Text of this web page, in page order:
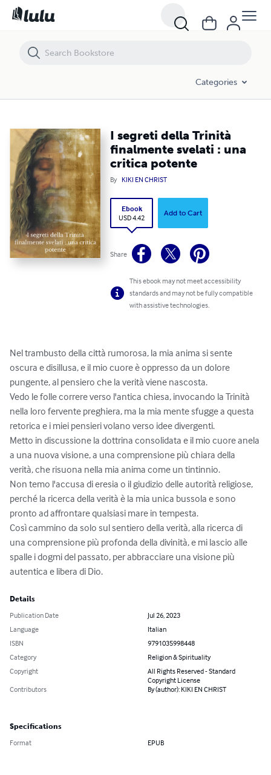
Categories
I segreti della Trinità
finalmente svelati : una
critica potente
By KIKI EN CHRIST
Ebook
USD 4.42
Add to Cart
Share
This ebook may not meet accessibility
standards and may not be fully compatible
with assistive technologies.
Nel trambusto della città rumorosa, la mia anima si sente
oscura e disillusa, e il mio cuore è oppresso da un dolore
pungente, al pensiero che la verità viene nascosta.
Vedo le folle correre verso l'antica chiesa, invocando la Trinità
nella loro fervente preghiera, ma la mia mente sfugge a questa
retorica e i miei pensieri volano verso idee divergenti.
Metto in discussione la dottrina consolidata e il mio cuore anela
a una nuova visione, a una comprensione più chiara della
verità, che risuona nella mia anima come un tintinnio.
Non temo l'accusa di eresia o il giudizio delle autorità religiose,
perché la ricerca della verità è la mia unica bussola e sono
pronto ad affrontare qualsiasi mare in tempesta.
Così cammino da solo sul sentiero della verità, alla ricerca di
una comprensione più profonda della divinità, e mi lascio alle
spalle i dogmi del passato, per abbracciare una visione più
autentica e libera di Dio.
Details
Publication Date
Jul 26, 2023
Language
Italian
ISBN
9791035998448
Category
Religion & Spirituality
Copyright
All Rights Reserved - Standard
Copyright License
Contributors
By (author): KIKI EN CHRIST
Specifications
Format EPUB
I segreti della Trinità finalmente svelati : una critica potente